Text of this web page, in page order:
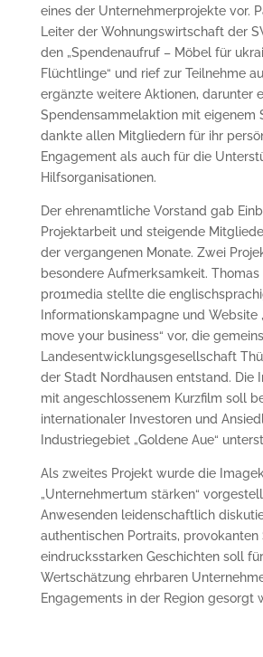
eines der Unternehmerprojekte vor.
Leiter der Wohnungswirtschaft der
den „Spendenaufruf – Möbel für
Flüchtlinge“ und rief zur Teilnehme
ergänzte weitere Aktionen, darunter
Spendensammelaktion mit eigenem
dankte allen Mitgliedern für ihr
Engagement als auch für die
Hilfsorganisationen.
Der ehrenamtliche Vorstand gab
Projektarbeit und steigende
der vergangenen Monate. Zwei
besondere Aufmerksamkeit. Thomas
pro1media stellte die
Informationskampagne und Website
move your business“ vor, die
Landesentwicklungsgesellschaft
der Stadt Nordhausen entstand. Die
mit angeschlossenem Kurzfilm soll
internationaler Investoren und
Industriegebiet „Goldene Aue“
Als zweites Projekt wurde die
„Unternehmertum stärken“
Anwesenden leidenschaftlich
authentischen Portraits, provokanten
eindrucksstarken Geschichten soll
Wertschätzung ehrbaren
Engagements in der Region gesorgt